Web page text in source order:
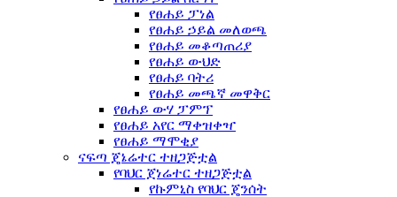
የፀሐይ ፓነል
የፀሐይ ኃይል መለወጫ
የፀሐይ መቆጣጠሪያ
የፀሐይ ውህድ
የፀሐይ ባትሪ
የፀሐይ መጫኛ መዋቅር
የፀሐይ ውሃ ፓምፕ
የፀሐይ አየር ማቀዝቀዣ
የፀሐይ ማሞቂያ
ናፍጣ ጄኔሬተር ተዘጋጅቷል
የባህር ጀነሬተር ተዘጋጅቷል
የኩምኒስ የባህር ጄንሰት